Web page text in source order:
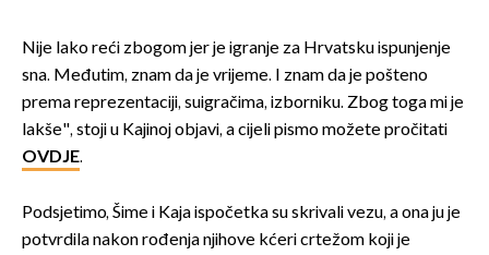
Nije lako reći zbogom jer je igranje za Hrvatsku ispunjenje
sna. Međutim, znam da je vrijeme. I znam da je pošteno
prema reprezentaciji, suigračima, izborniku. Zbog toga mi je
lakše", stoji u Kajinoj objavi, a cijeli pismo možete pročitati
OVDJE.
Podsjetimo, Šime i Kaja ispočetka su skrivali vezu, a ona ju je
potvrdila nakon rođenja njihove kćeri crtežom koji je